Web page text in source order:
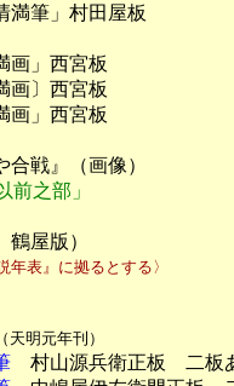
筆」村田屋板
」西宮板
〕西宮板
」西宮板
合戦』（画像）
之部」
屋版）
年表』に拠るとする〉
（天明元年刊）
村山源兵衛正板　二板